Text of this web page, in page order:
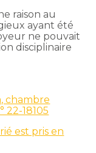
raison au
ayant été
ne pouvait
disciplinaire
chambre
22-18105
est pris en